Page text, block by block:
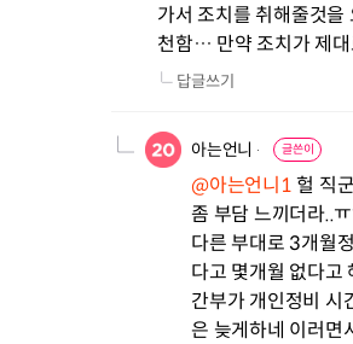
가서 조치를 취해줄것을
천함… 만약 조치가 제
답글쓰기
아는언니 글쓴이
@아는언니1 헐 직
좀 부담 느끼더라..
다른 부대로 3개월
다고 몇개월 없다고
간부가 개인정비 시
은 늦게하네 이러면